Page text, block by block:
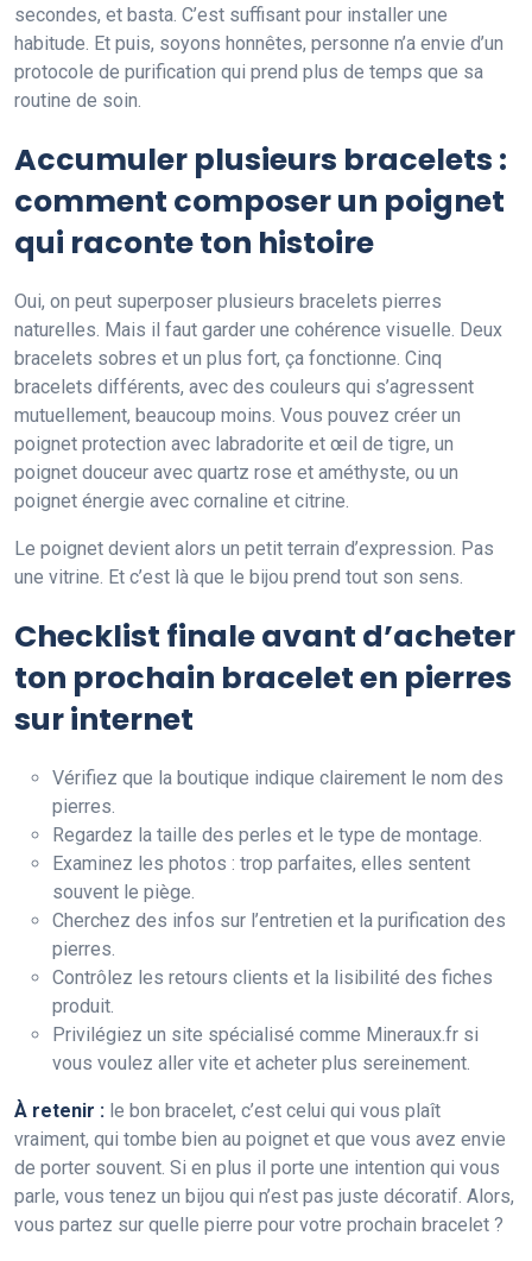
secondes, et basta. C’est suffisant pour installer une
habitude. Et puis, soyons honnêtes, personne n’a envie d’un
protocole de purification qui prend plus de temps que sa
routine de soin.
Accumuler plusieurs bracelets :
comment composer un poignet
qui raconte ton histoire
Oui, on peut superposer plusieurs bracelets pierres
naturelles. Mais il faut garder une cohérence visuelle. Deux
bracelets sobres et un plus fort, ça fonctionne. Cinq
bracelets différents, avec des couleurs qui s’agressent
mutuellement, beaucoup moins. Vous pouvez créer un
poignet protection avec labradorite et œil de tigre, un
poignet douceur avec quartz rose et améthyste, ou un
poignet énergie avec cornaline et citrine.
Le poignet devient alors un petit terrain d’expression. Pas
une vitrine. Et c’est là que le bijou prend tout son sens.
Checklist finale avant d’acheter
ton prochain bracelet en pierres
sur internet
Vérifiez que la boutique indique clairement le nom des
pierres.
Regardez la taille des perles et le type de montage.
Examinez les photos : trop parfaites, elles sentent
souvent le piège.
Cherchez des infos sur l’entretien et la purification des
pierres.
Contrôlez les retours clients et la lisibilité des fiches
produit.
Privilégiez un site spécialisé comme Mineraux.fr si
vous voulez aller vite et acheter plus sereinement.
À retenir : le bon bracelet, c’est celui qui vous plaît
vraiment, qui tombe bien au poignet et que vous avez envie
de porter souvent. Si en plus il porte une intention qui vous
parle, vous tenez un bijou qui n’est pas juste décoratif. Alors,
vous partez sur quelle pierre pour votre prochain bracelet ?